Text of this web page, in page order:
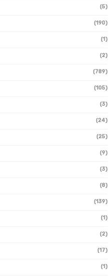
(5)
(190)
(1)
(2)
(789)
(105)
(3)
(24)
(25)
(9)
(3)
(8)
(139)
(1)
(2)
(17)
(1)